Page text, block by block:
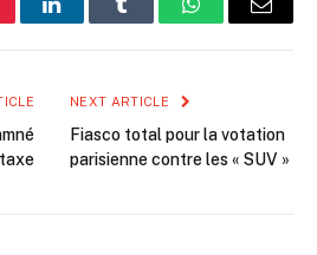
LinkedInTumblr WhatsAppEmail
NEXT ARTICLE
Fiasco total pour la votation
parisienne contre les « SUV »